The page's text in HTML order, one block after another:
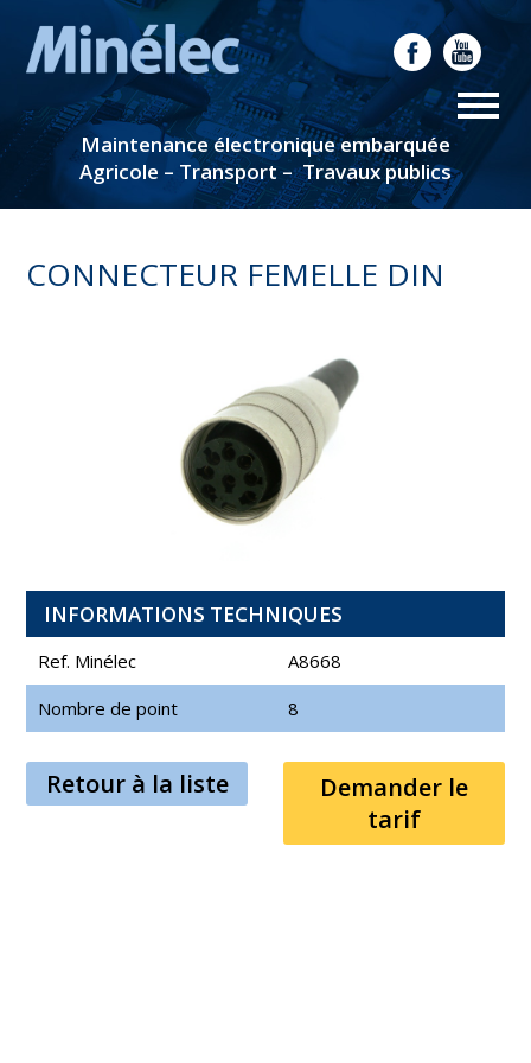
Maintenance électronique embarquée
Agricole – Transport – Travaux publics
CONNECTEUR FEMELLE DIN
INFORMATIONS TECHNIQUES
Ref. Minélec
A8668
Nombre de point
8
Retour à la liste
Demander le
tarif